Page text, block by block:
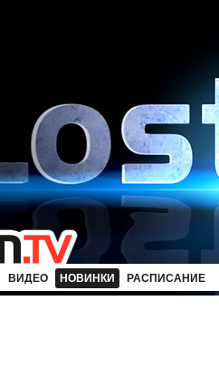
ВИДЕО НОВИНКИ РАСПИСАНИЕ